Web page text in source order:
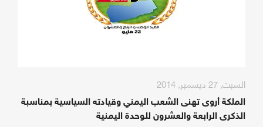
السبت, 27 ديسمبر, 2014
الملكة أروى تهنى الشعب اليمني وقيادته السياسية بمناسبة
الذكرى الرابعة والعشرون للوحدة اليمنية